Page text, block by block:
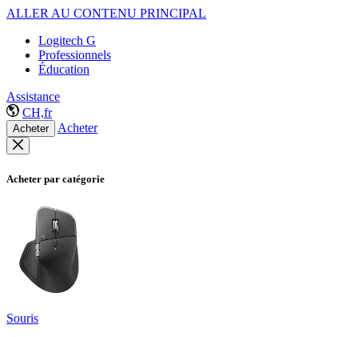
ALLER AU CONTENU PRINCIPAL
Logitech G
Professionnels
Éducation
Assistance
CH,fr
Acheter Acheter
Acheter par catégorie
Souris